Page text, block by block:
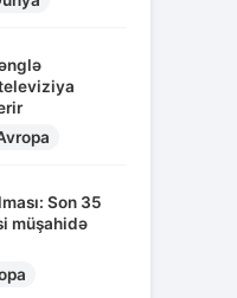
Son 35
müşahidə